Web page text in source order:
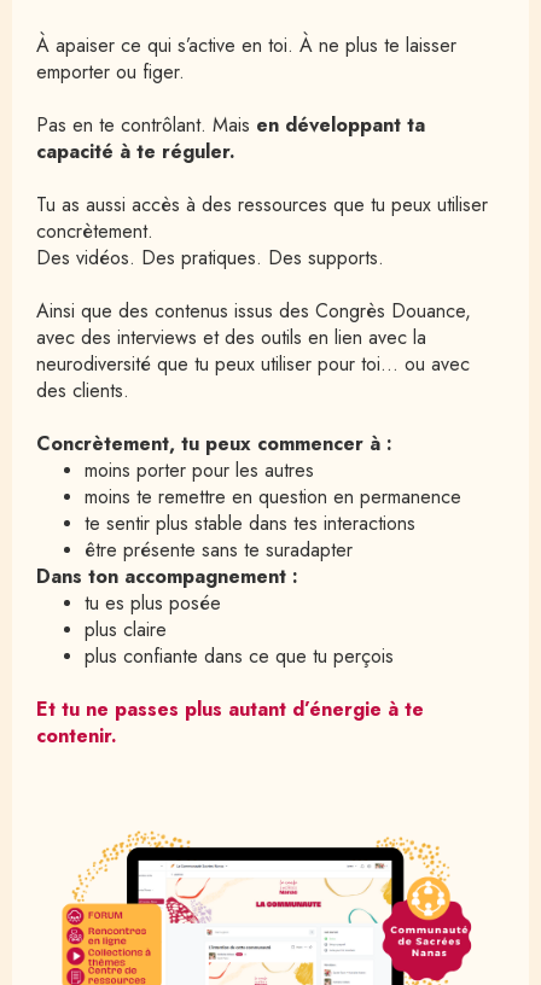
À apaiser ce qui s’active en toi. À ne plus te laisser
emporter ou figer.
Pas en te contrôlant. Mais en développant ta
capacité à te réguler.
Tu as aussi accès à des ressources que tu peux utiliser
concrètement.
Des vidéos. Des pratiques. Des supports.
Ainsi que des contenus issus des Congrès Douance,
avec des interviews et des outils en lien avec la
neurodiversité que tu peux utiliser pour toi… ou avec
des clients.
Concrètement, tu peux commencer à :
moins porter pour les autres
moins te remettre en question en permanence
te sentir plus stable dans tes interactions
être présente sans te suradapter
Dans ton accompagnement :
tu es plus posée
plus claire
plus confiante dans ce que tu perçois
Et tu ne passes plus autant d’énergie à te
contenir.